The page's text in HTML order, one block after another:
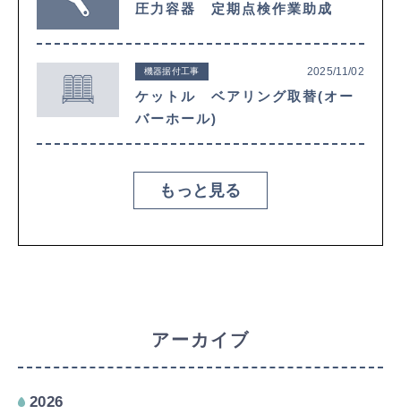
圧力容器 定期点検作業助成
機器据付工事 2025/11/02
ケットル ベアリング取替(オー
バーホール)
もっと見る
アーカイブ
2026